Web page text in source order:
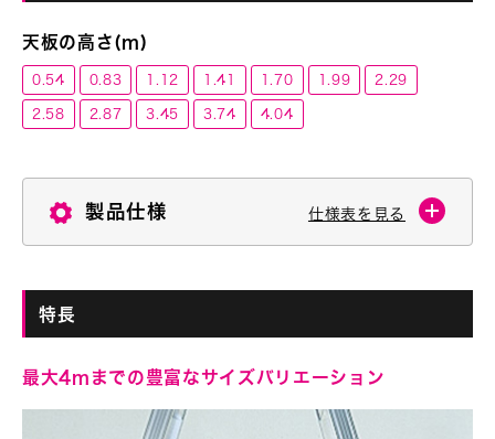
天板の高さ(m)
0.54 0.83 1.12 1.41 1.70 1.99 2.29
2.58 2.87 3.45 3.74 4.04
製品仕様 仕様表を見る
特長
最大4mまでの豊富なサイズバリエーション